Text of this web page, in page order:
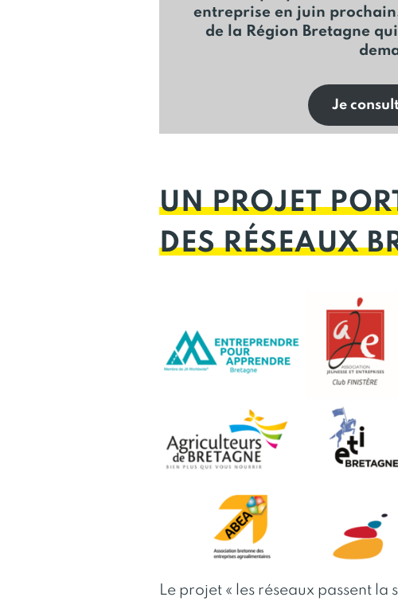
entreprise en juin
de la Région Bretagne
Je
UN PROJET
DES RÉSEAUX
Le projet « les réseaux passent la